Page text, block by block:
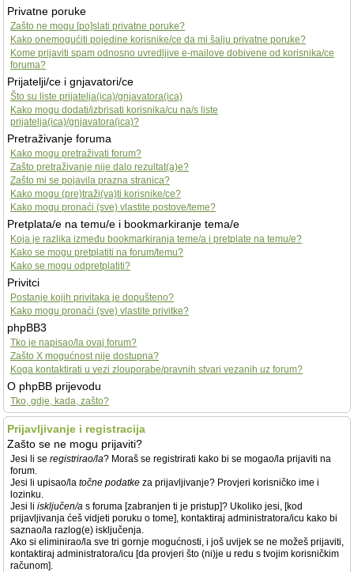
Privatne poruke
Zašto ne mogu [po]slati privatne poruke?
Kako onemogućiti pojedine korisnike/ce da mi šalju privatne poruke?
Kome prijaviti spam odnosno uvredljive e-mailove dobivene od korisnika/ce
foruma?
Prijatelji/ce i gnjavatori/ce
Što su liste prijatelja(ica)/gnjavatora(ica)
Kako mogu dodati/izbrisati korisnika/cu na/s liste
prijatelja(ica)/gnjavatora(ica)?
Pretraživanje foruma
Kako mogu pretraživati forum?
Zašto pretraživanje nije dalo rezultat(a)e?
Zašto mi se pojavila prazna stranica?
Kako mogu (pre)traži(va)ti korisnike/ce?
Kako mogu pronaći (sve) vlastite postove/teme?
Pretplata/e na temu/e i bookmarkiranje tema/e
Koja je razlika između bookmarkiranja teme/a i pretplate na temu/e?
Kako se mogu pretplatiti na forum/temu?
Kako se mogu odpretplatiti?
Privitci
Postanje kojih privitaka je dopušteno?
Kako mogu pronaći (sve) vlastite privitke?
phpBB3
Tko je napisao/la ovaj forum?
Zašto X mogućnost nije dostupna?
Koga kontaktirati u vezi zlouporabe/pravnih stvari vezanih uz forum?
O phpBB prijevodu
Tko, gdje, kada, zašto?
Prijavljivanje i registracija
Zašto se ne mogu prijaviti?
Jesi li se registrirao/la? Moraš se registrirati kako bi se mogao/la prijaviti na
forum.
Jesi li upisao/la točne podatke za prijavljivanje? Provjeri korisničko ime i
lozinku.
Jesi li isključen/a s foruma [zabranjen ti je pristup]? Ukoliko jesi, [kod
prijavljivanja ćeš vidjeti poruku o tome], kontaktiraj administratora/icu kako bi
saznao/la razlog(e) isključenja.
Ako si eliminirao/la sve tri gornje mogućnosti, i još uvijek se ne možeš prijaviti,
kontaktiraj administratora/icu [da provjeri što (ni)je u redu s tvojim korisničkim
računom].